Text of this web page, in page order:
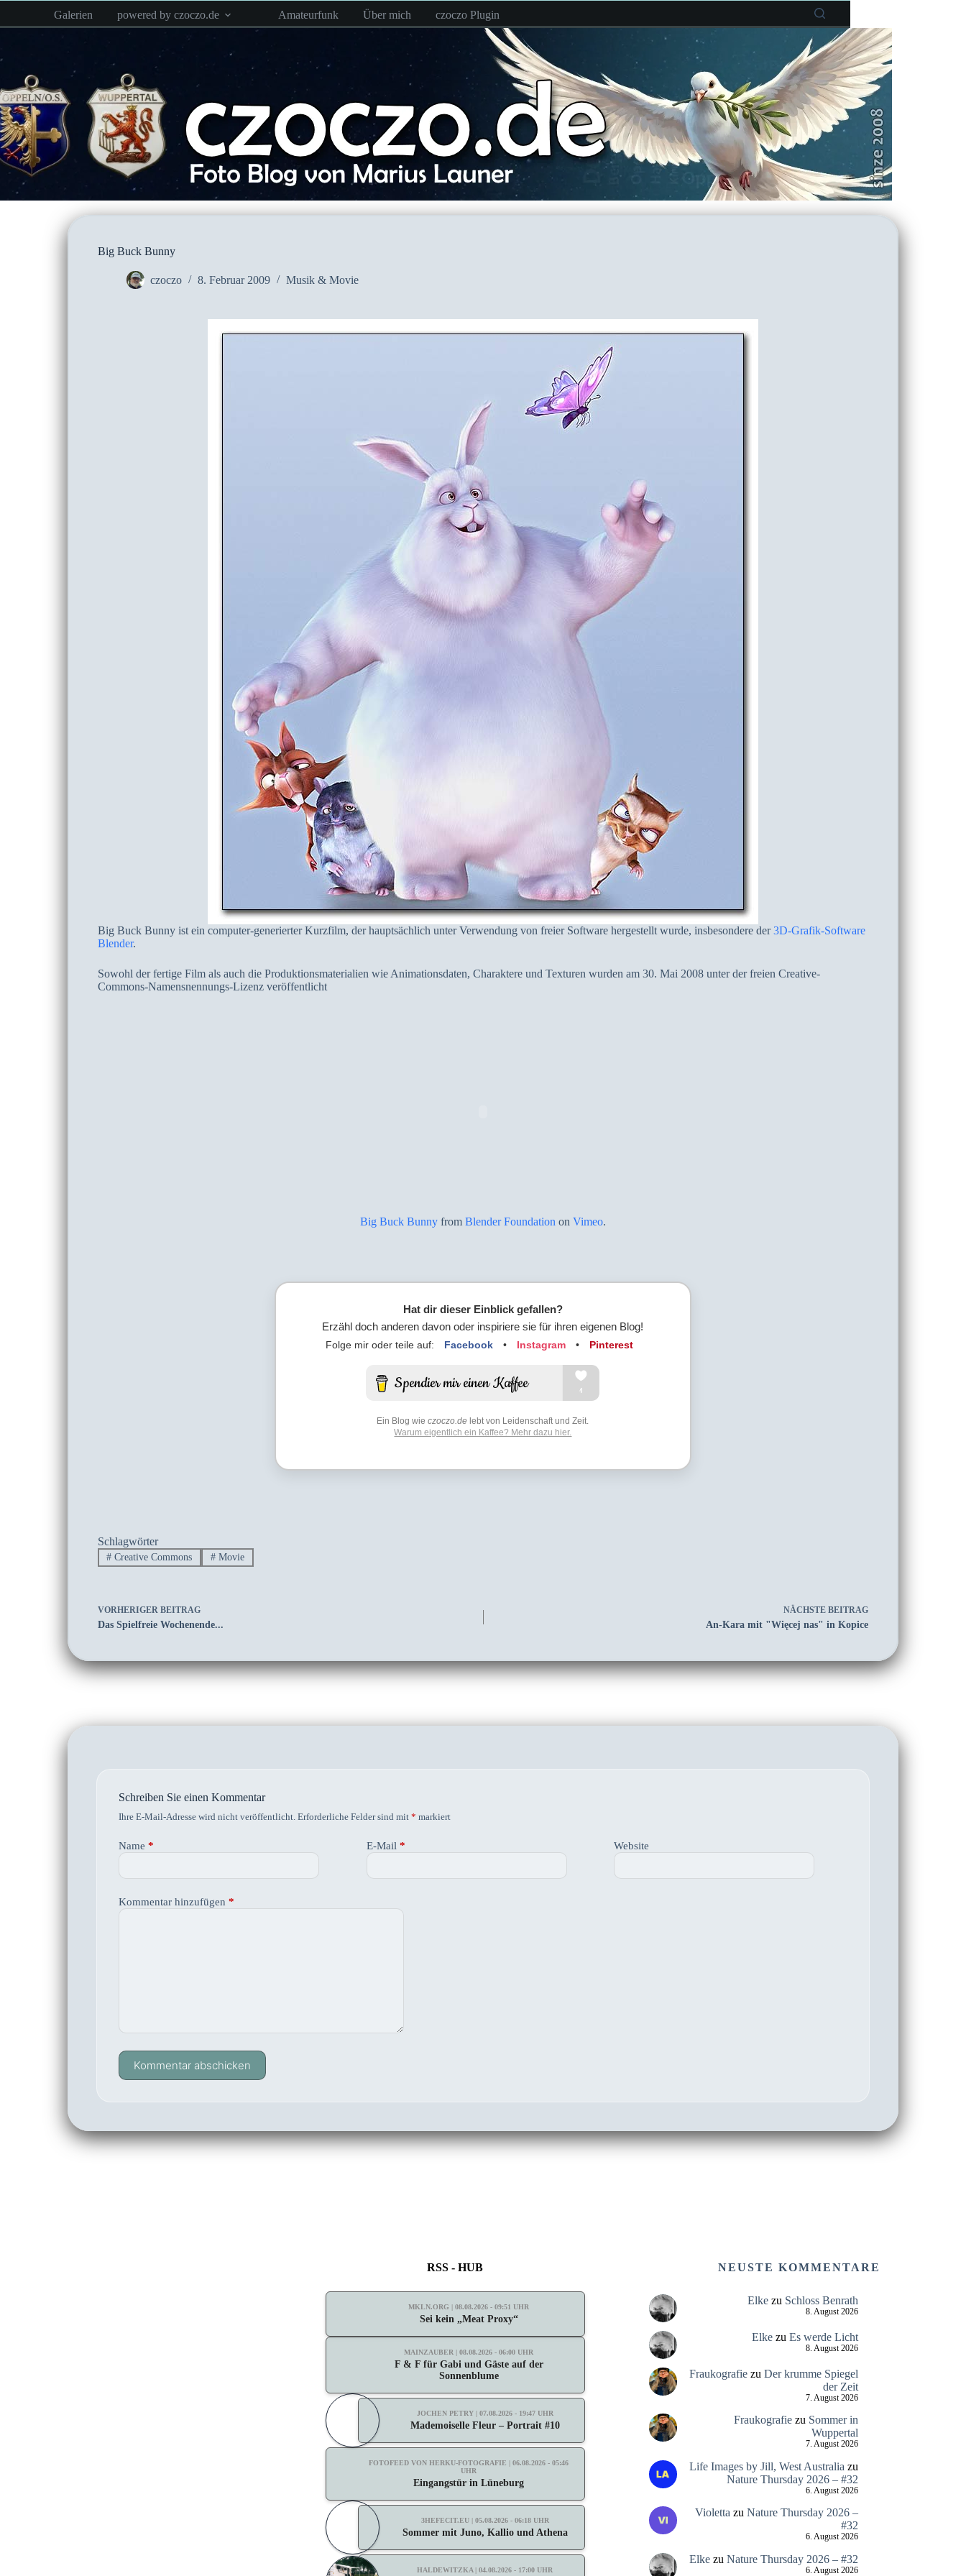
springen
Galerien powered by czoczo.de Amateurfunk Über mich czoczo Plugin
Big Buck Bunny
czoczo 8. Februar 2009 Musik & Movie
Big Buck Bunny ist ein computer-generierter Kurzfilm, der hauptsächlich unter Verwendung von freier Software hergestellt wurde, insbesondere der3D-Grafik-Software
Blender.
Sowohl der fertige Film als auch die Produktionsmaterialien wie Animationsdaten, Charaktere und Texturen wurden am 30. Mai 2008 unter der freien Creative-
Commons-Namensnennungs-Lizenz veröffentlicht
Big Buck Bunnyfrom Blender Foundation on Vimeo.
Hat dir dieser Einblick gefallen?
Erzähl doch anderen davon oder inspiriere sie für ihren eigenen Blog!
Folge mir oder teile auf: Facebook • Instagram • Pinterest
Ein Blog wieczoczo.de lebt von Leidenschaft und Zeit.
Warum eigentlich ein Kaffee? Mehr dazu hier.
Schlagwörter
# Creative Commons # Movie
VORHERIGER BEITRAG
Das Spielfreie Wochenende...
NÄCHSTEBEITRAG
An-Kara mit "Więcej nas" in Kopice
Schreiben Sie einen Kommentar
Ihre E-Mail-Adresse wird nicht veröffentlicht. Erforderliche Felder sind mit * markiert
Name * E-Mail* Website
Kommentar hinzufügen *
Kommentar abschicken
RSS - HUB
MKLN.ORG | 08.08.2026 - 09:51 UHR
Sei kein „Meat Proxy“
MAINZAUBER | 08.08.2026 - 06:00 UHR
F & F für Gabi und Gäste auf der
Sonnenblume
JOCHEN PETRY | 07.08.2026 - 19:47 UHR
Mademoiselle Fleur – Portrait #10
FOTOFEED VON HERKU-FOTOGRAFIE | 06.08.2026 - 05:46
UHR
Eingangstür in Lüneburg
3HEFECIT.EU | 05.08.2026 - 06:18 UHR
Sommer mit Juno, Kallio und Athena
HALDEWITZKA | 04.08.2026 - 17:00 UHR
NEUSTE KOMMENTARE
Elkezu Schloss Benrath
8. August 2026
Elkezu Es werde Licht
8. August 2026
Fraukografiezu Der krumme Spiegel
der Zeit
7. August 2026
Fraukografiezu Sommer in
Wuppertal
7. August 2026
Life Images by Jill, West Australia zu
Nature Thursday 2026 – #32
6. August 2026
Violettazu Nature Thursday 2026 –
#32
6. August 2026
Elkezu Nature Thursday 2026 – #32
6. August 2026